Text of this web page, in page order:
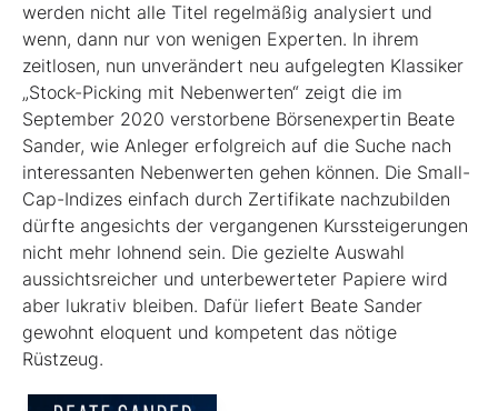
werden nicht alle Titel regel­mäßig analysiert und
wenn, dann nur von wenigen Experten. In ihrem
zeitlosen, nun unverändert neu aufgelegten Klassiker
„Stock-Picking mit Nebenwerten“ zeigt die im
September 2020 verstorbene Börsenexpertin Beate
Sander, wie Anleger erfolgreich auf die Suche nach
interessanten Nebenwerten gehen können. Die Small-
Cap-Indizes einfach durch Zertifikate nachzubilden
dürfte angesichts der vergangenen Kurssteiger­ungen
nicht mehr lohnend sein. Die gezielte Auswahl
aussichtsreicher und unterbewerteter Papiere wird
aber lukrativ bleiben. Dafür liefert Beate Sander
gewohnt eloquent und kompetent das nötige
Rüstzeug.